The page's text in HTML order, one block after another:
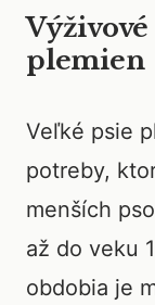
plemien
Veľké psie
potreby,
menších
až do veku
obdobia je